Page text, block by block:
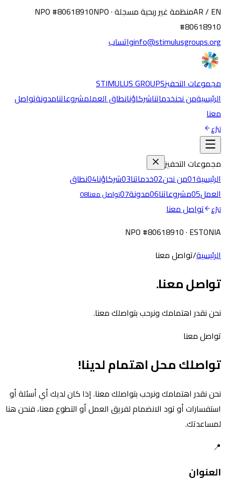
AR / ENمنظمة غير ربحية مسجلة · NPO #80618910NPO
#80618910
info@stimulusgroups.orgواتساب
مجموعات التحفيزSTIMULUS GROUPS
الرئيسيةمن نحنخدماتناشركاؤنانطاق العملمشروعاتنامدونةتواصل
معنا
تبرّع
مجموعات التحفيز
الرئيسية01من نحن02خدماتنا03شركاؤنا04نطاق
العمل05مشروعاتنا06مدونة07تواصل معنا08
تبرّع تواصل معنا
NPO #80618910 · ESTONIA
الرئيسية/تواصل معنا
تواصل معنا.
نحن نقدر اهتمامك ونرحب بتواصلك معنا.
تواصل معنا
تواصلك محل اهتمام لدينا!
نحن نقدر اهتمامك ونرحب بتواصلك معنا. إذا كان لديك أي أسئلة أو
استفسارات أو تود الانضمام لفريق العمل أو التطوع معنا، فنحن هنا
لمساعدتك.
📍
العنوان